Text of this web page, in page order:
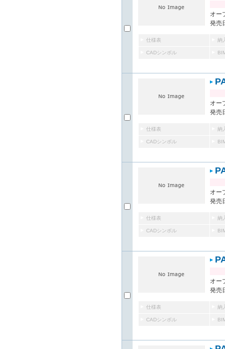
オー
発売
仕様表 納
CADシンボル
オー
発売
仕様表 納
CADシンボル
オー
発売
仕様表 納
CADシンボル
オー
発売
仕様表 納
CADシンボル